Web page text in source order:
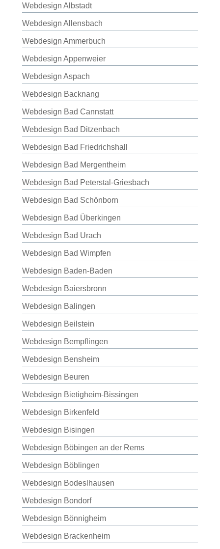
Webdesign Albstadt
Webdesign Allensbach
Webdesign Ammerbuch
Webdesign Appenweier
Webdesign Aspach
Webdesign Backnang
Webdesign Bad Cannstatt
Webdesign Bad Ditzenbach
Webdesign Bad Friedrichshall
Webdesign Bad Mergentheim
Webdesign Bad Peterstal-Griesbach
Webdesign Bad Schönborn
Webdesign Bad Überkingen
Webdesign Bad Urach
Webdesign Bad Wimpfen
Webdesign Baden-Baden
Webdesign Baiersbronn
Webdesign Balingen
Webdesign Beilstein
Webdesign Bempflingen
Webdesign Bensheim
Webdesign Beuren
Webdesign Bietigheim-Bissingen
Webdesign Birkenfeld
Webdesign Bisingen
Webdesign Böbingen an der Rems
Webdesign Böblingen
Webdesign Bodeslhausen
Webdesign Bondorf
Webdesign Bönnigheim
Webdesign Brackenheim